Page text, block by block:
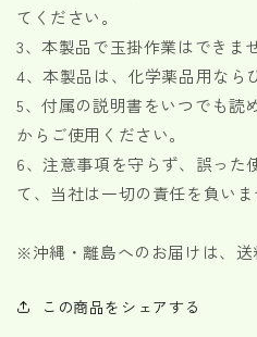
てください。
3、本製品で玉掛作業はできま
4、本製品は、化学薬品用なら
5、付属の説明書をいつでも読
からご使用ください。
6、注意事項を守らず、誤った
て、当社は一切の責任を負いま
※沖縄・離島へのお届けは、送
この商品をシェアする